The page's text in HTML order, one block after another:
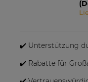
Im Preis sind
✔️ Unterstützung
✔️ Rabatte für